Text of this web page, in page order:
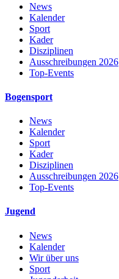
News
Kalender
Sport
Kader
Disziplinen
Ausschreibungen 2026
Top-Events
Bogensport
News
Kalender
Sport
Kader
Disziplinen
Ausschreibungen 2026
Top-Events
Jugend
News
Kalender
Wir über uns
Sport